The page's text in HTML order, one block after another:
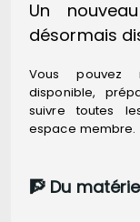
Un
désormais
Vous pouvez
disponible,
suivre toutes
espace membre.
🧗 Du